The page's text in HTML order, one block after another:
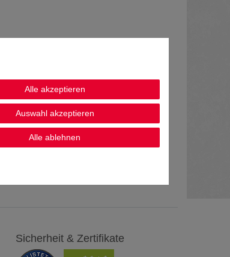
Sicherheit & Zertifikate
Alle akzeptieren
Auswahl akzeptieren
Alle ablehnen